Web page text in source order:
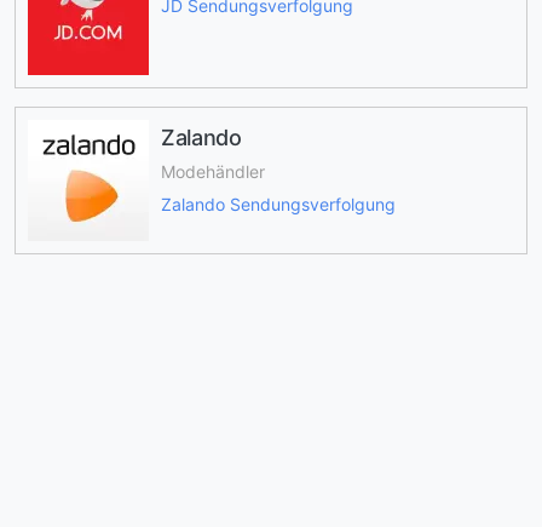
JD Sendungsverfolgung
Zalando
Modehändler
Zalando Sendungsverfolgung